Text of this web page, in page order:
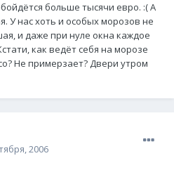
больше тысячи евро. :( А
У нас хоть и особых морозов не
и даже при нуле окна каждое
как ведёт себя на морозе
Не примерзает? Двери утром
2006